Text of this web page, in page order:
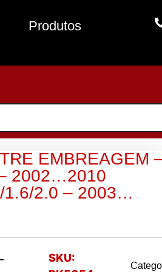
Produtos
EMBREAGEM
2002…2010
1.6/2.0 – 2003…
SKU: